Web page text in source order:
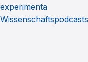
experimenta
Wissenschaftspodcasts